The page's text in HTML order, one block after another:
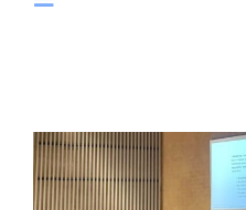
Toggle
NUESTROS SERVICIOS
PROFESIONALES